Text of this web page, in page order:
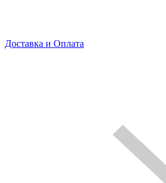
Доставка и Оплата